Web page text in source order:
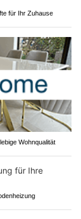
für Ihr Zuhause
Wohnqualität